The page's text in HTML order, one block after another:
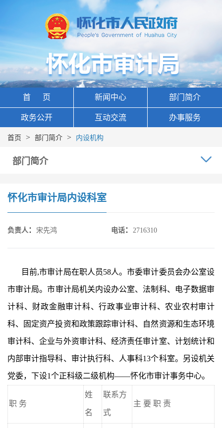
首 页 新闻中心 部门简介
政务公开 互动交流 办事服务
首页 > 部门简介 > 内设机构
部门简介
怀化市审计局内设科室
负责人 ： 宋先鸿 电话 ： 2716310
目前,市审计局在职人员58人。市委审计委员会办公室设
市审计局。市审计局机关内设办公室、法制科、电子数据审
计科、财政金融审计科、行政事业审计科、农业农村审计
科、固定资产投资和政策跟踪审计科、自然资源和生态环境
审计科、企业与外资审计科、经济责任审计室、计划统计和
内部审计指导科、审计执行科、人事科13个科室。另设机关
党委， 下设1个正科级二级机构——怀化市审计事务中心。
职 务
姓
名
联系方
式
主 要 职 责